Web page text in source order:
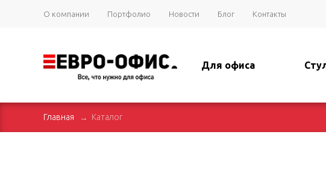
О компании Портфолио Новости Блог Контакты
Для офиса
Главная Каталог